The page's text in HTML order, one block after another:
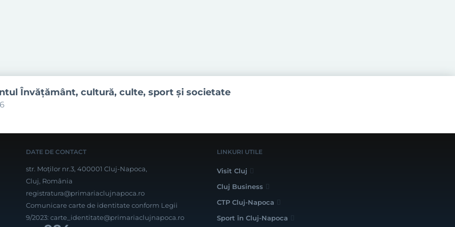
Învăţământ, cultură, culte, sport şi societate
DATE DE CONTACT
str. Moților nr.3, 400001 Cluj-Napoca,
Cluj, România
registratura@primariaclujnapoca.ro
Comunicare carte de identitate conform Legii
9/2023: carte_identitate@primariaclujnapoca.ro
LINKURI UTILE
Visit Cluj
Cluj Business
CTP Cluj-Napoca
Sport în Cluj-Napoca